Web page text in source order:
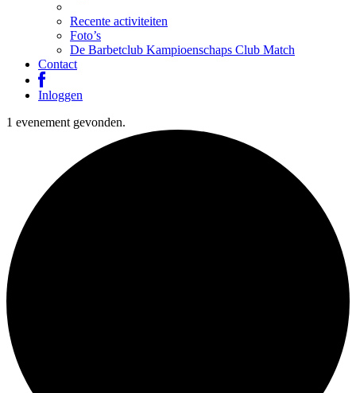
Recente activiteiten
Foto’s
De Barbetclub Kampioenschaps Club Match
Contact
Inloggen
1 evenement gevonden.